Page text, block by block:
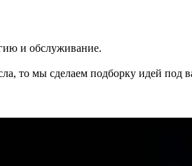
и обслуживание.
то мы сделаем подборку идей под